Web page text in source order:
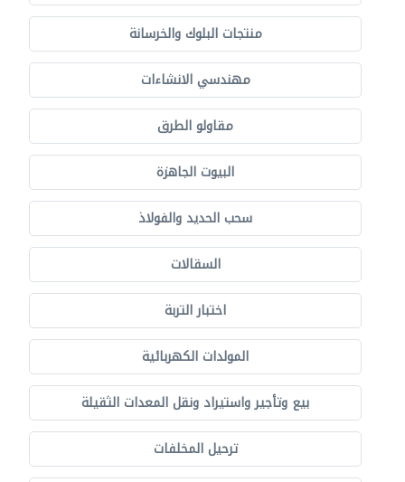
منتجات البلوك والخرسانة
مهندسي الانشاءات
مقاولو الطرق
البيوت الجاهزة
سحب الحديد والفولاذ
السقالات
اختبار التربة
المولدات الكهربائية
بيع وتأجير واستيراد ونقل المعدات الثقيلة
ترحيل المخلفات